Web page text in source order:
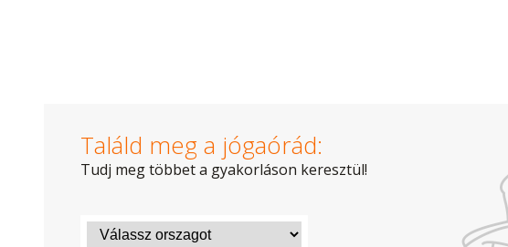
Találd meg a jógaórád:
Tudj meg többet a gyakorláson keresztül!